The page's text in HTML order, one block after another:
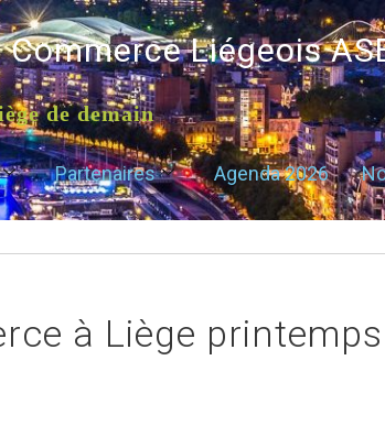
Liégeois
de demain
Partenaires Agenda 2026
à Liège printemps